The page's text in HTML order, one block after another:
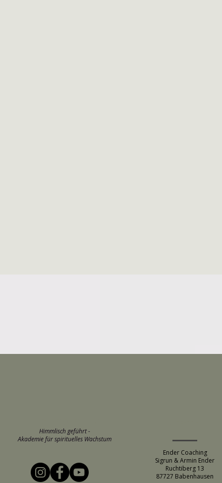
Himmlisch geführt -
Akademie für spirituelles Wachstum
Ender Coaching
Sigrun & Armin Ender
Ruchtiberg 13
87727 Babenhausen